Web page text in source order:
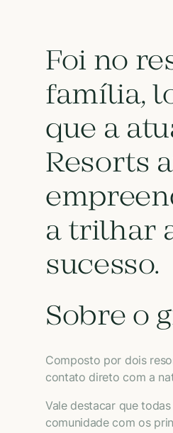
Foi no
família,
que a
Resorts
a trilhar
sucesso.
Sobre o
Composto por dois
contato direto com a
Vale destacar que
comunidade com os